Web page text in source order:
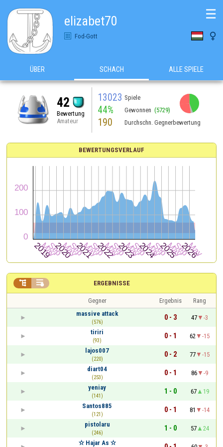
elizabet70
Fod-Gott 
☰
ÜBER SCHACH ALLE SPIELE
42
Bewertung
Amateur
13023 Spiele
44% Gewonnen (5729)
190 Durchschn. Gegnerbewertung
BEWERTUNGSVERLAUF
ERGEBNISSE
 
Gegner Ergebnis
Rang
massive attack
(576)
0 - 3 47
-3
tiriri
(93)
0 - 1 62
-15
lajos007
(220)
0 - 2 77
-15
diart04
(253)
0 - 1 86
-9
yeniay
(141)
1 - 0 67
19
Santos885
(121)
0 - 1 81
-14
pistolaru
(246)
1 - 0 57
24
✫ Hajar As ✫